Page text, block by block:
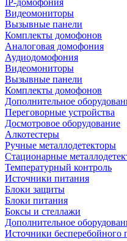
IP-домофония
Видеомониторы
Вызывные панели
Комплекты домофонов
Аналоговая домофония
Аудиодомофония
Видеомониторы
Вызывные панели
Комплекты домофонов
Дополнительное
Переговорные устройства
Досмотровое оборудование
Алкотестеры
Ручные металлодетекторы
Стационарные
Температурный контроль
Источники питания
Блоки защиты
Блоки питания
Боксы и стеллажи
Дополнительное
Источники бесперебойного